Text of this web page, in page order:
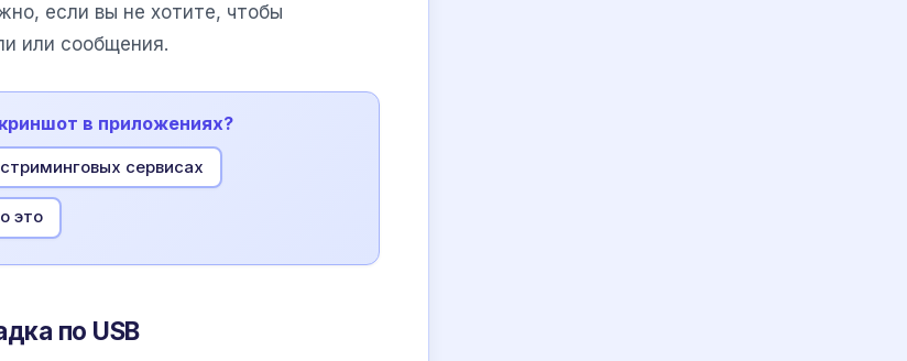
если вы не хотите, чтобы
или сообщения.
в приложениях?
сервисах
это
по USB